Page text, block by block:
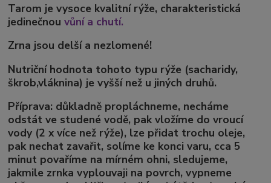
Tarom je vysoce kvalitní rýže, charakteristická
jedinečnou vůní a chutí.
Zrna jsou delší a nezlomené!
Nutriční hodnota tohoto typu rýže (sacharidy,
škrob,vláknina) je vyšší než u jiných druhů.
Příprava: důkladně propláchneme, necháme
odstát ve studené vodě, pak vložíme do vroucí
vody (2 x více než rýže), lze přidat trochu oleje,
pak nechat zavařit, solíme ke konci varu, cca 5
minut povaříme na mírném ohni, sledujeme,
jakmile zrnka vyplouvaji na povrch, vypneme